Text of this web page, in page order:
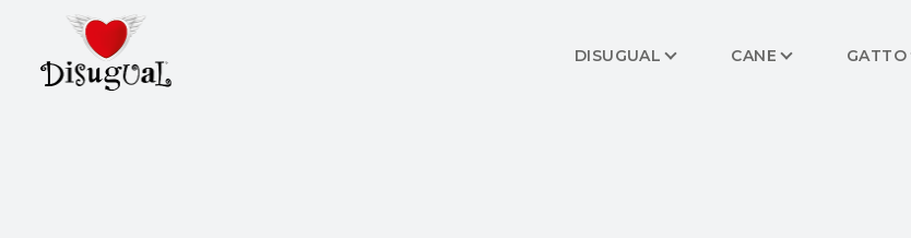
DISUGUAL CANE GATTO